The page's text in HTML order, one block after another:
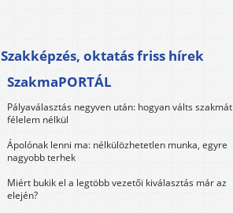
Szakképzés, oktatás friss hírek
SzakmaPORTÁL
Pályaválasztás negyven után: hogyan válts szakmát
félelem nélkül
Ápolónak lenni ma: nélkülözhetetlen munka, egyre
nagyobb terhek
Miért bukik el a legtöbb vezetői kiválasztás már az
elején?